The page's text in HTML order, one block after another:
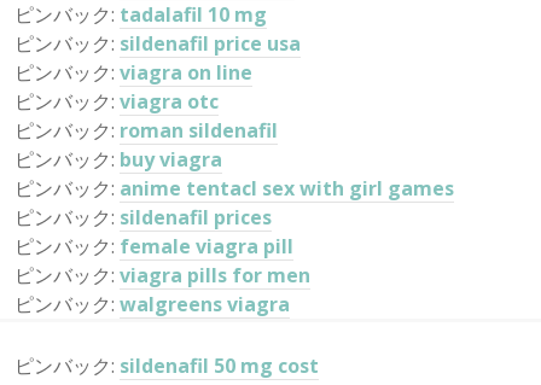
ピンバック: tadalafil 10 mg
ピンバック: sildenafil price usa
ピンバック: viagra on line
ピンバック: viagra otc
ピンバック: roman sildenafil
ピンバック: buy viagra
ピンバック: anime tentacl sex with girl games
ピンバック: sildenafil prices
ピンバック: female viagra pill
ピンバック: viagra pills for men
ピンバック: walgreens viagra
ピンバック: sildenafil 50 mg cost